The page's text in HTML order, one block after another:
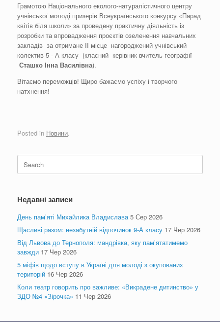
Грамотою Національного еколого-натуралістичного центру
учнівської молоді призерів Всеукраїнського конкурсу «Парад
квітів біля школи» за проведену практичну діяльність із
розробки та впровадження проєктів озеленення навчальних
закладів за отримане ІІ місце нагороджений учнівський
колектив 5 - А класу (класний керівник вчитель географії
Сташко Інна Василівна).
Вітаємо переможців! Щиро бажаємо успіху і творчого
натхнення!
Posted in Новини.
for:
Недавні записи
День пам’яті Михайлика Владислава 5 Сер 2026
Щасливі разом: незабутній відпочинок 9-А класу 17 Чер 2026
Від Львова до Тернополя: мандрівка, яку пам’ятатимемо
завжди 17 Чер 2026
5 міфів щодо вступу в Україні для молоді з окупованих
територій 16 Чер 2026
Коли театр говорить про важливе: «Викрадене дитинство» у
ЗДО №4 «Зірочка» 11 Чер 2026